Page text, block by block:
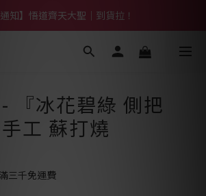
系列！四種寶物幫你財運「轉」進來
通知】悟道齊天大聖｜到貨拉！
系列！四種寶物幫你財運「轉」進來
『冰花碧綠 側把
工 蘇打燒
三千免運費